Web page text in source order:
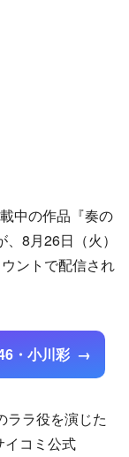
中の作品『奏の
8月26日（火）
ントで配信され
・小川彩
ラ役を演じた
イコミ公式